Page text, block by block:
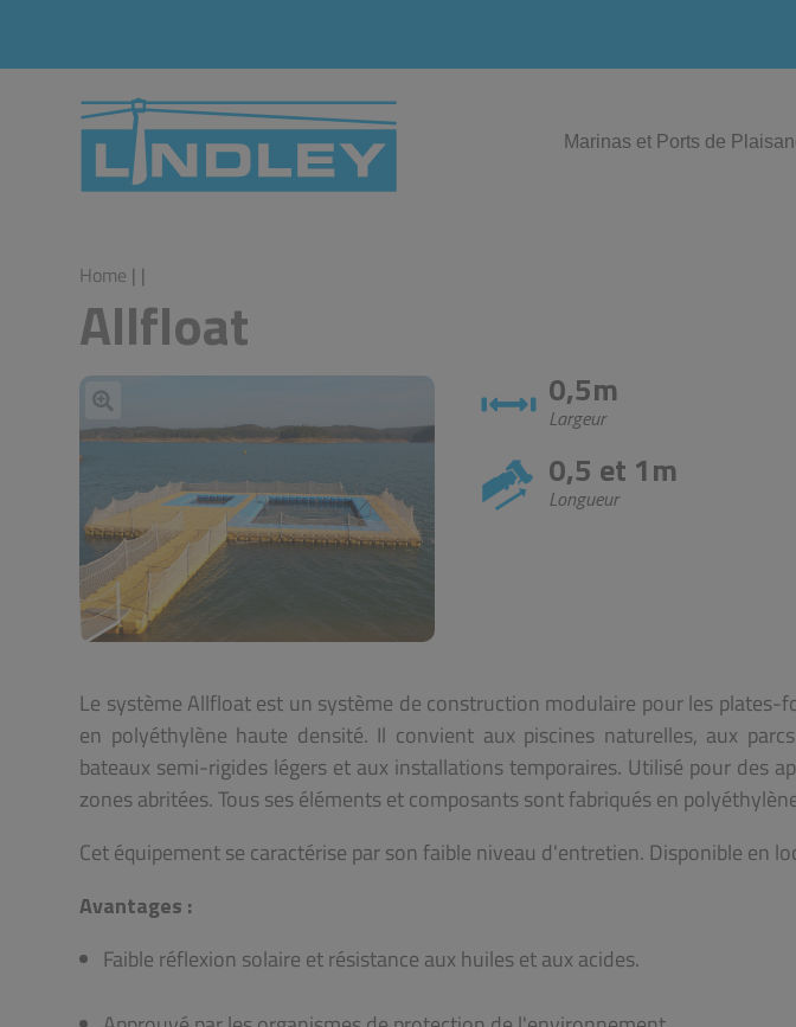
Marinas et Ports de
Home | |
Allfloat
0,5m
Largeur
0,5 et 1m
Longueur
Le système Allfloat est un système de construction modulaire pour les
en polyéthylène haute densité. Il convient aux piscines naturelles, aux
bateaux semi-rigides légers et aux installations temporaires. Utilisé pour des
zones abritées.Tous ses éléments et composants sont fabriqués en
Cet équipement se caractérise par son faible niveau d'entretien. Disponible en
Avantages :
Faible réflexion solaire et résistance aux huiles et aux acides.